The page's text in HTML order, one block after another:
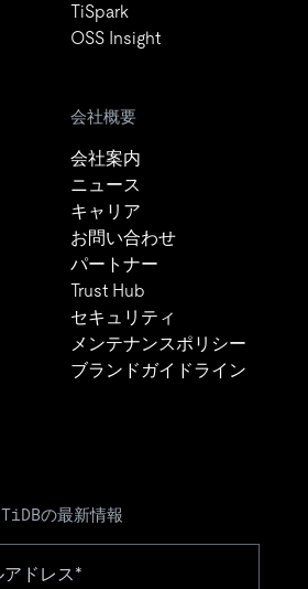
TiSpark
OSS Insight
会社概要
会社案内
ニュース
キャリア
お問い合わせ
パートナー
Trust Hub
セキュリティ
メンテナンスポリシー
ブランドガイドライン
TiDBの最新情報